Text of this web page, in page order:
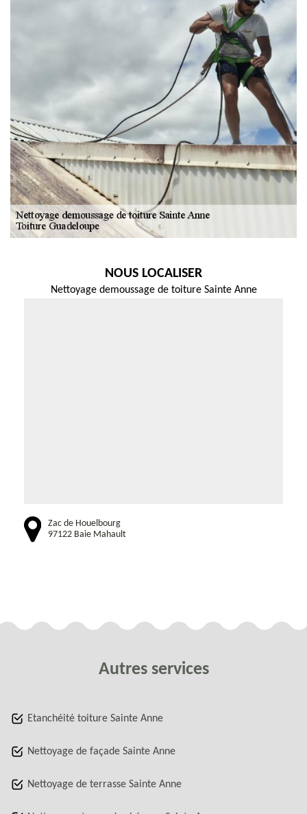
NOUS LOCALISER
Nettoyage demoussage de toiture Sainte Anne
Zac de Houelbourg
97122 Baie Mahault
Autres services
Etanchéité toiture Sainte Anne
Nettoyage de façade Sainte Anne
Nettoyage de terrasse Sainte Anne